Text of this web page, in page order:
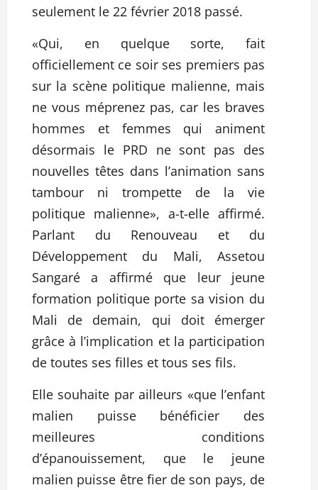
seulement le 22 février 2018 passé.
«Qui, en quelque sorte, fait
officiellement ce soir ses premiers pas
sur la scène politique malienne, mais
ne vous méprenez pas, car les braves
hommes et femmes qui animent
désormais le PRD ne sont pas des
nouvelles têtes dans l’animation sans
tambour ni trompette de la vie
politique malienne», a-t-elle affirmé.
Parlant du Renouveau et du
Développement du Mali, Assetou
Sangaré a affirmé que leur jeune
formation politique porte sa vision du
Mali de demain, qui doit émerger
grâce à l’implication et la participation
de toutes ses filles et tous ses fils.
Elle souhaite par ailleurs «que l’enfant
malien puisse bénéficier des
meilleures conditions
d’épanouissement, que le jeune
malien puisse être fier de son pays, de